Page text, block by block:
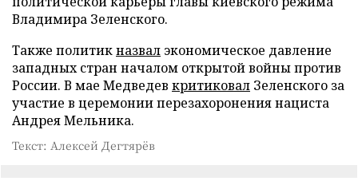
Владимира Зеленского.
Также политикназвал экономическое давление
западных стран началом открытой войны против
России. В мае Медведев критиковал Зеленского за
участие в церемонии перезахоронения нациста
Андрея Мельника.
Текст: Алексей Дегтярёв